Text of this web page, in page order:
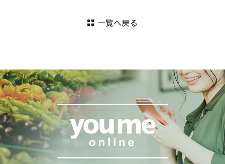
一覧へ戻る